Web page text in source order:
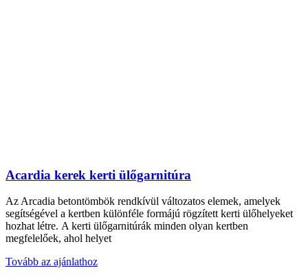
Acardia kerek kerti ülőgarnitúra
Az Arcadia betontömbök rendkívül változatos elemek, amelyek
segítségével a kertben különféle formájú rögzített kerti ülőhelyeket
hozhat létre. A kerti ülőgarnitúrák minden olyan kertben
megfelelőek, ahol helyet
Tovább az ajánlathoz